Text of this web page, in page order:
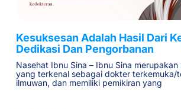
Kesuksesan Adalah Hasil Dari
Dedikasi Dan Pengorbanan
Nasehat Ibnu Sina – Ibnu Sina
yang terkenal sebagai dokter terkemuka/
ilmuwan, dan memiliki pemikiran yang